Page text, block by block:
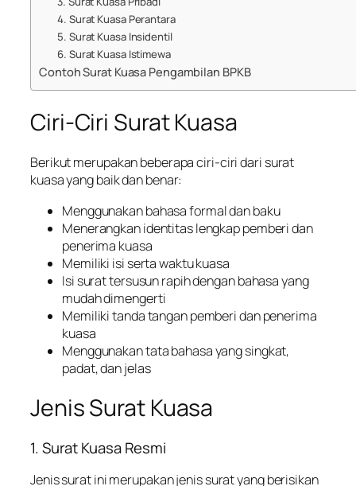
4. Surat Kuasa Perantara
5. Surat Kuasa Insidentil
6. Surat Kuasa Istimewa
Contoh Surat Kuasa Pengambilan BPKB
Ciri-Ciri Surat Kuasa
Berikut merupakan beberapa ciri-ciri dari surat
kuasa yang baik dan benar:
Menggunakan bahasa formal dan baku
Menerangkan identitas lengkap pemberi dan
penerima kuasa
Memiliki isi serta waktu kuasa
Isi surat tersusun rapih dengan bahasa yang
mudah dimengerti
Memiliki tanda tangan pemberi dan penerima
kuasa
Menggunakan tata bahasa yang singkat,
padat, dan jelas
Jenis Surat Kuasa
1. Surat Kuasa Resmi
Jenis surat ini merupakan jenis surat yang berisikan